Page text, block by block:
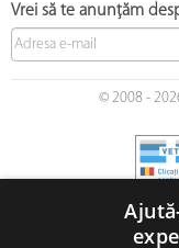
Vrei să te anunțăm
© 2008 -